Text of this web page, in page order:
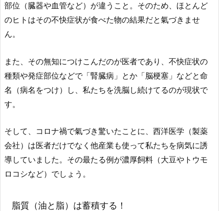
部位（臓器や血管など）が違うこと。そのため、ほとんど
のヒトはその不快症状が食べた物の結果だと氣づきませ
ん。
また、その無知につけこんだのが医者であり、不快症状の
種類や発症部位などで「腎臓病」とか「脳梗塞」などと命
名（病名をつけ）し、私たちを洗脳し続けてるのが現状で
す。
そして、コロナ禍で氣づき驚いたことに、西洋医学（製薬
会社）は医者だけでなく他産業も使って私たちを病気に誘
導していました。その最たる例が濃厚飼料（大豆やトウモ
ロコシなど）でしょう。
脂質（油と脂）は蓄積する！